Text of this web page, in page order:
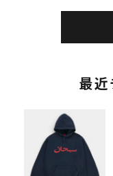
最近